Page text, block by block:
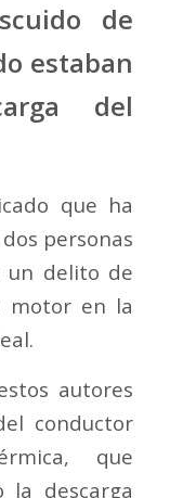
de
estaban
del
que ha
personas
un delito de
motor en la
autores
conductor
que
la descarga